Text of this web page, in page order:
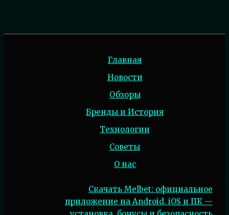
Главная
Новости
Обзоры
Бренды и История
Технологии
Советы
О нас
Скачать Melbet: официальное
приложение на Android, iOS и ПК —